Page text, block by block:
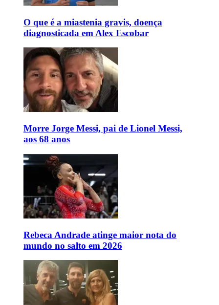
O que é a miastenia gravis, doença
diagnosticada em Alex Escobar
Morre Jorge Messi, pai de Lionel Messi,
aos 68 anos
Rebeca Andrade atinge maior nota do
mundo no salto em 2026